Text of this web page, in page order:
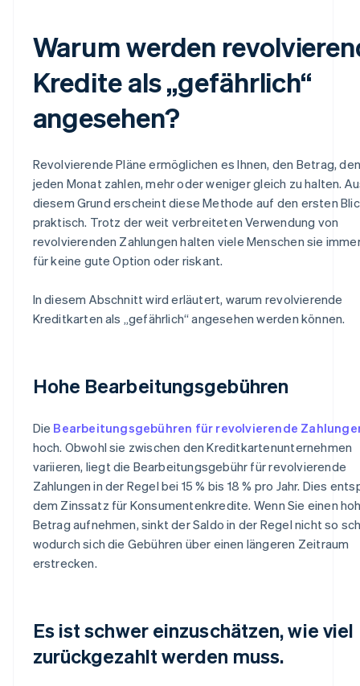
Warum werden
Kredite als „gefährlich“
angesehen?
Revolvierende Pläne ermöglichen es Ihnen, den Betrag,
jeden Monat zahlen, mehr oder weniger gleich zu halten.
diesem Grund erscheint diese Methode auf den ersten
praktisch. Trotz der weit verbreiteten Verwendung von
revolvierenden Zahlungen halten viele Menschen sie
für keine gute Option oder riskant.
In diesem Abschnitt wird erläutert, warum revolvierende
Kreditkarten als „gefährlich“ angesehen werden können.
Hohe Bearbeitungsgebühren
Die Bearbeitungsgebühren für revolvierende
hoch. Obwohl sie zwischen den Kreditkartenunternehmen
variieren, liegt die Bearbeitungsgebühr für revolvierende
Zahlungen in der Regel bei 15 % bis 18 % pro Jahr. Dies
dem Zinssatz für Konsumentenkredite. Wenn Sie einen
Betrag aufnehmen, sinkt der Saldo in der Regel nicht so
wodurch sich die Gebühren über einen längeren Zeitraum
erstrecken.
Es ist schwer einzuschätzen, wie viel
zurückgezahlt werden muss.